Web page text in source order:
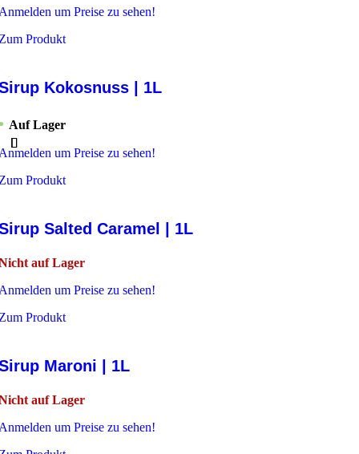
um Preise zu sehen!
Produkt
Kokosnuss | 1L
Auf Lager
um Preise zu sehen!
Produkt
Salted Caramel | 1L
auf Lager
um Preise zu sehen!
Produkt
Maroni | 1L
auf Lager
um Preise zu sehen!